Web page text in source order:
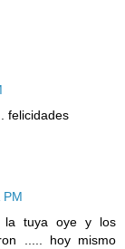
felicidades
PM
la tuya oye y los
..... hoy mismo